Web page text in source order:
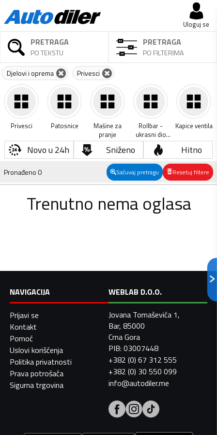
Uloguj se
PRETRAGA
PO TEKSTU
PRETRAGA
PO FILTERIMA
Djelovi i oprema Privesci
Privesci Patosnice
Mašine za
pranje
Rollbar -
ukrasni dio
tovarnog
prostora
Kapice ventila
Novo u 24h Sniženo Hitno
Pronađeno0 Sačuvaj pretragu Resetuj filtere
Trenutno nema oglasa
NAVIGACIJA
Prijavi se
Kontakt
Pomoć
Uslovi korišćenja
Politika privatnosti
Prava potrošača
Sigurna trgovina
WEBLAB D.O.O.
Jovana Tomaševića 1,
Bar, 85000
Crna Gora
PIB: 03007448
+382 (0) 67 312 555
+382 (0) 30 550 099
info@autodiler.me